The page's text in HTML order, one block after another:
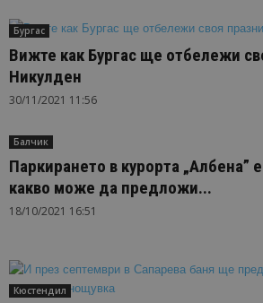
Бургас
Вижте как Бургас ще отбележи
Никулден
30/11/2021 11:56
Балчик
Паркирането в курорта „Албена”
какво може да предложи...
18/10/2021 16:51
Кюстендил